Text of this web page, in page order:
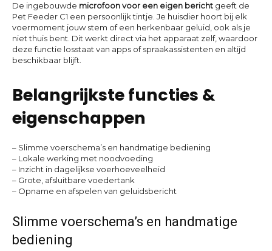
De ingebouwde microfoon voor een eigen bericht geeft de
Pet Feeder C1 een persoonlijk tintje. Je huisdier hoort bij elk
voermoment jouw stem of een herkenbaar geluid, ook als je
niet thuis bent. Dit werkt direct via het apparaat zelf, waardoor
deze functie losstaat van apps of spraakassistenten en altijd
beschikbaar blijft.
Belangrijkste functies &
eigenschappen
– Slimme voerschema’s en handmatige bediening
– Lokale werking met noodvoeding
– Inzicht in dagelijkse voerhoeveelheid
– Grote, afsluitbare voedertank
– Opname en afspelen van geluidsbericht
Slimme voerschema’s en handmatige
bediening